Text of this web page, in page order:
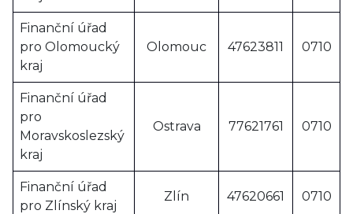
Finanční úřad
pro Olomoucký
kraj
Olomouc 47623811 0710
Finanční úřad
pro
Moravskoslezský
kraj
Ostrava 77621761 0710
Finanční úřad
pro Zlínský kraj
Zlín 47620661 0710